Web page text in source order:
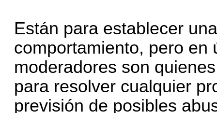
Están para establecer
comportamiento, pero en
moderadores son
para resolver cualquier
previsión de posibles